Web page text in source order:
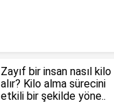
Zayıf bir insan nasıl kilo
alır? Kilo alma sürecini
etkili bir şekilde yöne..